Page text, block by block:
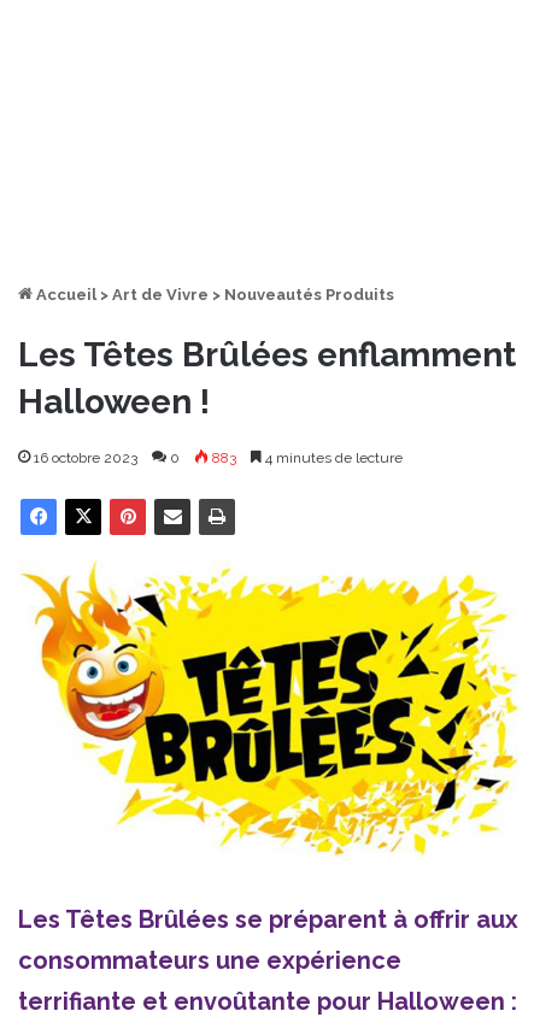
Accueil > Art de Vivre > Nouveautés Produits
Les Têtes Brûlées enflamment
Halloween !
16 octobre 2023 0 883 4 minutes de lecture
Les Têtes Brûlées se préparent à offrir aux
consommateurs une expérience
terrifiante et envoûtante pour Halloween :